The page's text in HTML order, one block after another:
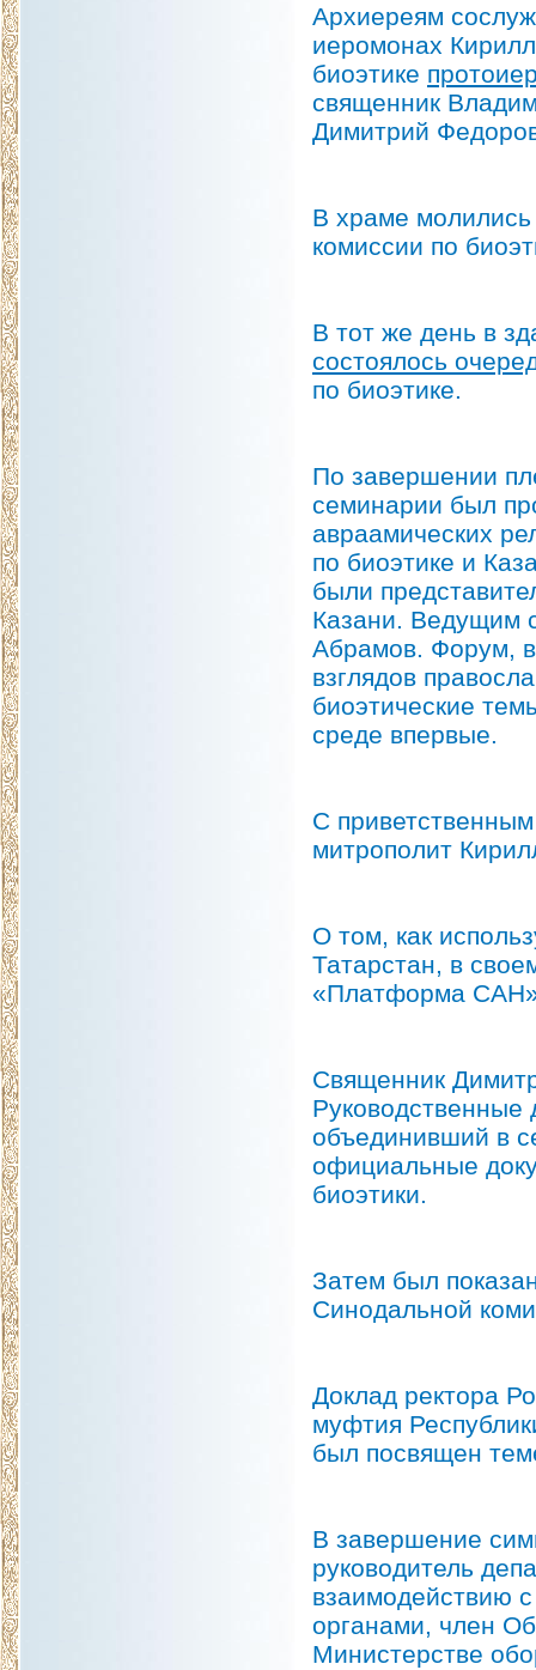
Архиереям
иеромонах
биоэтике
священник
Димитрий
В храме молились
комиссии по
В тот же день в
состоялось
по биоэтике.
По завершении
семинарии был
авраамических
по биоэтике и
были
Казани. Ведущим
Абрамов. Форум, в
взглядов
биоэтические
среде впервые.
С
митрополит
О том, как
Татарстан, в
«Платформа
Священник
Руководственные
объединивший в
официальные
биоэтики.
Затем был
Синодальной
Доклад ректора
муфтия
был посвящен
В завершение
руководитель
взаимодействию
органами, член
Министерстве